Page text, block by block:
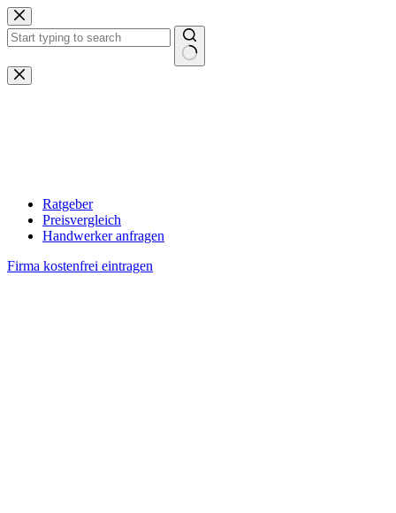
Zum
Inhalt
springen
Keine
Ergebnisse
Ratgeber
Preisvergleich
Handwerker anfragen
Firma kostenfrei eintragen